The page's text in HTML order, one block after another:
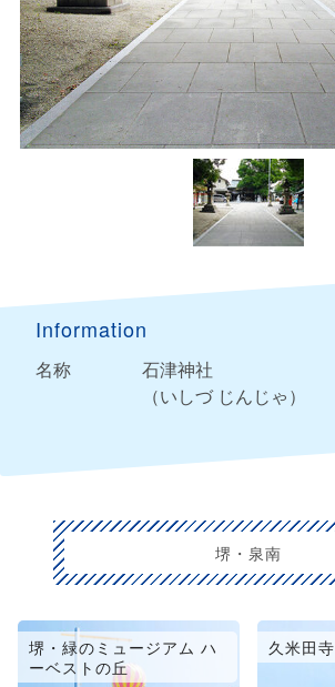
Information
名称
石津神社
（いしづ じんじゃ）
堺・泉南
堺・緑のミュージアム ハ
ーベストの丘
久米田寺